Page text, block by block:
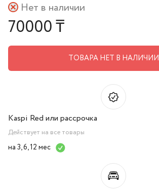
Нет в наличии
70000 ₸
ТОВАРА НЕТ В НАЛИЧИИ
Kaspi Red или рассрочка
Действует на все товары
на 3, 6, 12 мес